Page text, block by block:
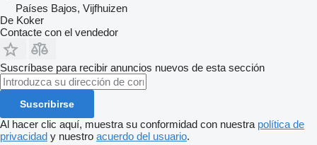
Países Bajos, Vijfhuizen
De Koker
Contacte con el vendedor
Suscríbase para recibir anuncios nuevos de esta sección
Suscribirse
Al hacer clic aquí, muestra su conformidad con nuestra política de
privacidad y nuestro acuerdo del usuario.